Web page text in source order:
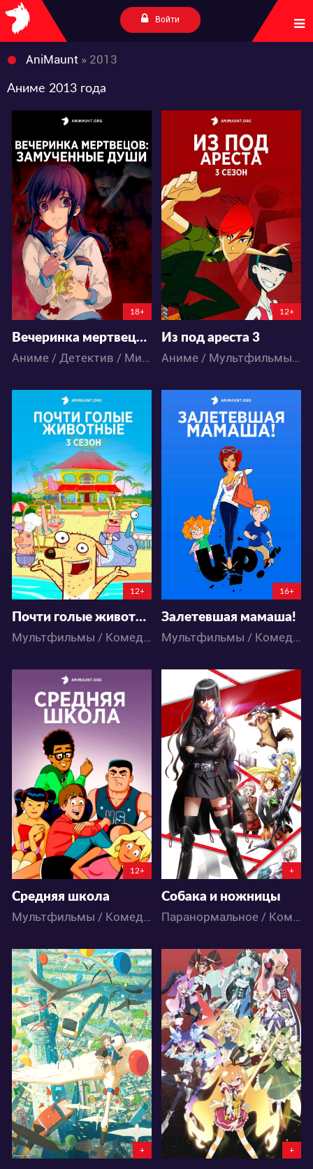
Войти
AniMaunt » 2013
Аниме 2013 года
16941
14 43
18+
Вечеринка мертвецов: Замученные души
Аниме / Детектив / Мистика / Паранормальное / Ужасы
15796
5 8
12+
Из под ареста 3
Аниме / Мультфильмы / Повседневность / Школа
12547
2
12+
Почти голые животные 3 сезон
Мультфильмы / Комедия / Приключения
8861
1
16+
Залетевшая мамаша!
Мультфильмы / Комедия
5154
1 3
12+
Средняя школа
Мультфильмы / Комедия / Школа
5383
2 7
+
Собака и ножницы
Паранормальное / Комедия / Аниме
3617
5 2
+
4488
0 1
+